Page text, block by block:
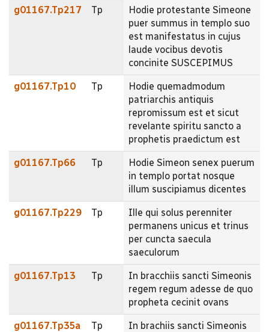
g01167.Tp217 Tp
Hodie protestante Simeone
puer summus in templo suo
est manifestatus in cujus
laude vocibus devotis
concinite SUSCEPIMUS
g01167.Tp10 Tp
Hodie quemadmodum
patriarchis antiquis
repromissum est et sicut
revelante spiritu sancto a
prophetis praedictum est
g01167.Tp66 Tp
Hodie Simeon senex puerum
in templo portat nosque
illum suscipiamus dicentes
g01167.Tp229 Tp
Ille qui solus perenniter
permanens unicus et trinus
per cuncta saecula
saeculorum
g01167.Tp13 Tp
In bracchiis sancti Simeonis
regem regum adesse de quo
propheta cecinit ovans
g01167.Tp35a Tp In brachiis sancti Simeonis